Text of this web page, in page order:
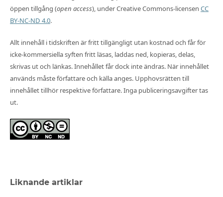
öppen tillgång (open access), under Creative Commons-licensen CC
BY-NC-ND 4.0.
Allt innehåll i tidskriften är fritt tillgängligt utan kostnad och får för
icke-kommersiella syften fritt läsas, laddas ned, kopieras, delas,
skrivas ut och länkas. Innehållet får dock inte ändras. När innehållet
används måste författare och källa anges. Upphovsrätten till
innehållet tillhör respektive författare. Inga publiceringsavgifter tas
ut.
Liknande artiklar